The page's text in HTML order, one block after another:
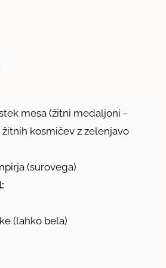
mesa (žitni medaljoni -
žitnih kosmičev z zelenjavo
(surovega)
(lahko bela)